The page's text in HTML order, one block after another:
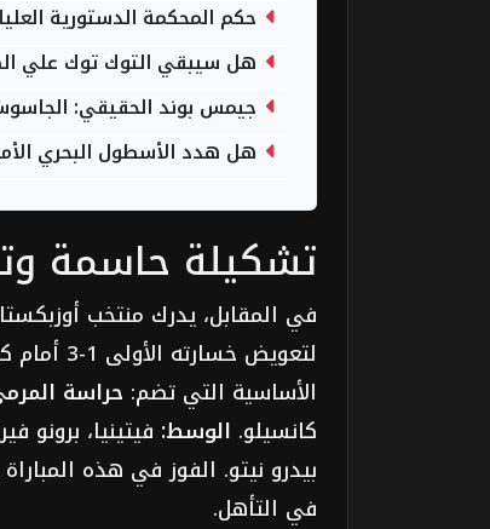
حكم المحكمة الدستورية
هل سيبقي التوك توك علي الطرقات وهل
جيمس بوند الحقيقي: الجاسوس
هل هدد الأسطول البحري
تشكيلة حاسمة
في المقابل، يدرك منتخب
لتعويض
الأساسية التي تضم: حراسة
كانسيلو. الوسط: فيتينيا، برونو
بيدرو نيتو. الفوز في هذه
في التأهل.